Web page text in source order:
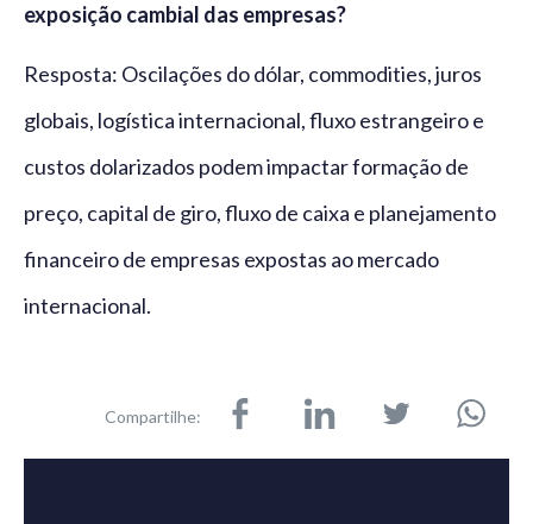
exposição cambial das empresas?
Resposta: Oscilações do dólar, commodities, juros
globais, logística internacional, fluxo estrangeiro e
custos dolarizados podem impactar formação de
preço, capital de giro, fluxo de caixa e planejamento
financeiro de empresas expostas ao mercado
internacional.
Compartilhe: